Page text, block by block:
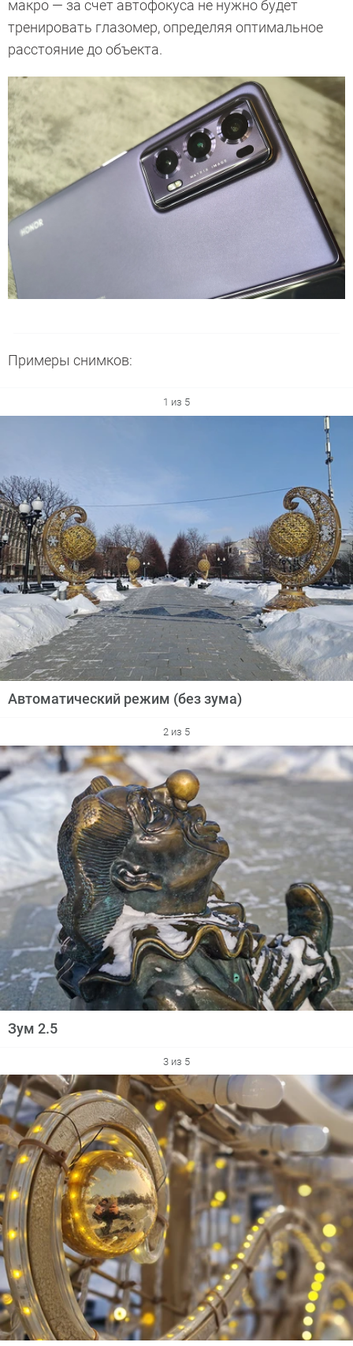
макро — за счет автофокуса не нужно будет
тренировать глазомер, определяя оптимальное
расстояние до объекта.
Примеры снимков:
1 из 5
Автоматический режим (без зума)
2 из 5
Зум 2.5
3 из 5